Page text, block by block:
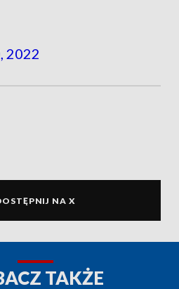
2022
NA X
TAKŻE